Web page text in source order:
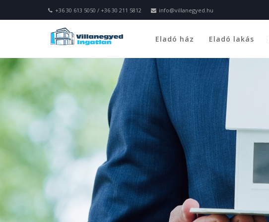
+36 30 613 5050 / +36 30 211 5812 info@villanegyed.hu
Eladó ház Eladó lakás